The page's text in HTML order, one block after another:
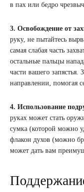
в пах или бедро
3. Освобождение от
руку, не пытайтесь
самая слабая часть
остальные пальцы
части вашего запястья.
направлении, помогая
4. Использование
руках может стать
сумка (которой можно
флакон духов (можно
может дать вам